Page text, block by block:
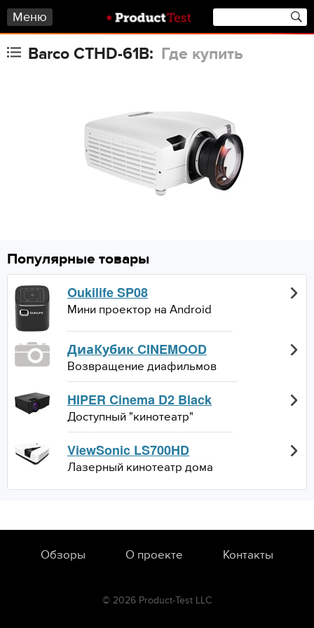
Меню
Barco CTHD-61B: Где купить
Популярные товары
Oukilife SP08
Мини проектор на Android
ДиаКубик CINEMOOD
Возвращение диафильмов
HIPER Cinema D2 Black
Доступный "кинотеатр"
ViewSonic LS700HD
Лазерный кинотеатр дома
Обзоры О проекте Контакты
© 2026 Product-Test LLC